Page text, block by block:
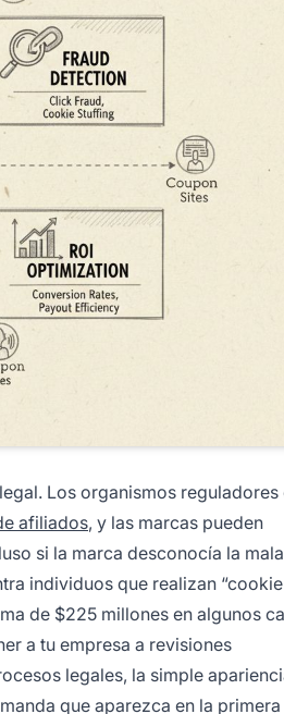
Los organismos reguladores
afiliados, y las marcas pueden
si la marca desconocía la mala
individuos que realizan “cookie
de $225 millones en algunos
a tu empresa a revisiones
legales, la simple
que aparezca en la primera